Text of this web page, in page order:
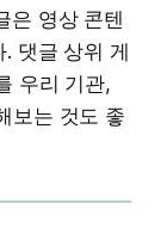
은 영상 콘텐
댓글 상위 게
우리 기관,
보는 것도 좋